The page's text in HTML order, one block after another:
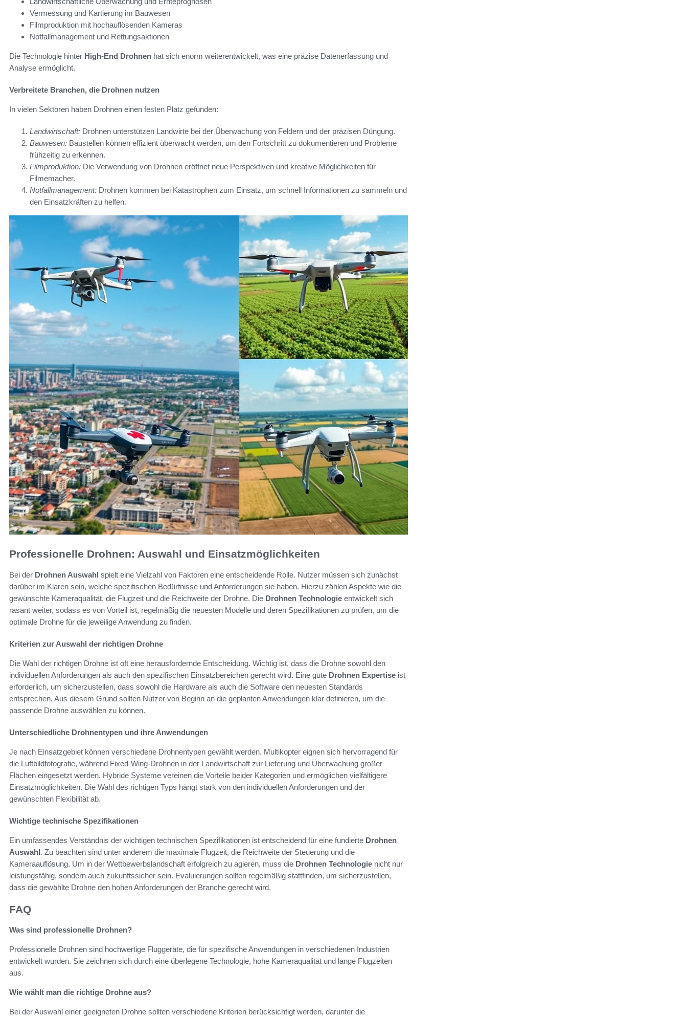
Vermessung und Kartierung im Bauwesen
Filmproduktion mit hochauflösenden Kameras
Notfallmanagement und Rettungsaktionen
Die Technologie hinter High-End Drohnen hat sich enorm weiterentwickelt, was eine präzise Datenerfassung und
Analyse ermöglicht.
Verbreitete Branchen, die Drohnen nutzen
In vielen Sektoren haben Drohnen einen festen Platz gefunden:
Landwirtschaft: Drohnen unterstützen Landwirte bei der Überwachung von Feldern und der präzisen Düngung.
Bauwesen: Baustellen können effizient überwacht werden, um den Fortschritt zu dokumentieren und Probleme
frühzeitig zu erkennen.
Filmproduktion: Die Verwendung von Drohnen eröffnet neue Perspektiven und kreative Möglichkeiten für
Filmemacher.
Notfallmanagement: Drohnen kommen bei Katastrophen zum Einsatz, um schnell Informationen zu sammeln und
den Einsatzkräften zu helfen.
Professionelle Drohnen: Auswahl und Einsatzmöglichkeiten
Bei der Drohnen Auswahl spielt eine Vielzahl von Faktoren eine entscheidende Rolle. Nutzer müssen sich zunächst
darüber im Klaren sein, welche spezifischen Bedürfnisse und Anforderungen sie haben. Hierzu zählen Aspekte wie die
gewünschte Kameraqualität, die Flugzeit und die Reichweite der Drohne. Die Drohnen Technologie entwickelt sich
rasant weiter, sodass es von Vorteil ist, regelmäßig die neuesten Modelle und deren Spezifikationen zu prüfen, um die
optimale Drohne für die jeweilige Anwendung zu finden.
Kriterien zur Auswahl der richtigen Drohne
Die Wahl der richtigen Drohne ist oft eine herausfordernde Entscheidung. Wichtig ist, dass die Drohne sowohl den
individuellen Anforderungen als auch den spezifischen Einsatzbereichen gerecht wird. Eine gute Drohnen Expertise ist
erforderlich, um sicherzustellen, dass sowohl die Hardware als auch die Software den neuesten Standards
entsprechen. Aus diesem Grund sollten Nutzer von Beginn an die geplanten Anwendungen klar definieren, um die
passende Drohne auswählen zu können.
Unterschiedliche Drohnentypen und ihre Anwendungen
Je nach Einsatzgebiet können verschiedene Drohnentypen gewählt werden. Multikopter eignen sich hervorragend für
die Luftbildfotografie, während Fixed-Wing-Drohnen in der Landwirtschaft zur Lieferung und Überwachung großer
Flächen eingesetzt werden. Hybride Systeme vereinen die Vorteile beider Kategorien und ermöglichen vielfältigere
Einsatzmöglichkeiten. Die Wahl des richtigen Typs hängt stark von den individuellen Anforderungen und der
gewünschten Flexibilität ab.
Wichtige technische Spezifikationen
Ein umfassendes Verständnis der wichtigen technischen Spezifikationen ist entscheidend für eine fundierte Drohnen
Auswahl. Zu beachten sind unter anderem die maximale Flugzeit, die Reichweite der Steuerung und die
Kameraauflösung. Um in der Wettbewerbslandschaft erfolgreich zu agieren, muss die Drohnen Technologie nicht nur
leistungsfähig, sondern auch zukunftssicher sein. Evaluierungen sollten regelmäßig stattfinden, um sicherzustellen,
dass die gewählte Drohne den hohen Anforderungen der Branche gerecht wird.
FAQ
Was sind professionelle Drohnen?
Professionelle Drohnen sind hochwertige Fluggeräte, die für spezifische Anwendungen in verschiedenen Industrien
entwickelt wurden. Sie zeichnen sich durch eine überlegene Technologie, hohe Kameraqualität und lange Flugzeiten
aus.
Wie wählt man die richtige Drohne aus?
Bei der Auswahl einer geeigneten Drohne sollten verschiedene Kriterien berücksichtigt werden, darunter die